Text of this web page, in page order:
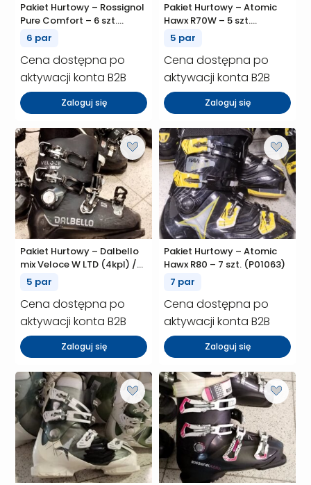
Pakiet Hurtowy – Rossignol
Pure Comfort – 6 szt.
(P01069)
6 par
Cena dostępna po
aktywacji konta B2B
Zaloguj się
Pakiet Hurtowy – Atomic
Hawx R70W – 5 szt.
(P01067)
5 par
Cena dostępna po
aktywacji konta B2B
Zaloguj się
Pakiet Hurtowy – Dalbello
mix Veloce W LTD (4kpl) /
DS LTD AX W (1kpl) – 5 szt.
(P01066)
5 par
Cena dostępna po
aktywacji konta B2B
Zaloguj się
Pakiet Hurtowy – Atomic
Hawx R80 – 7 szt. (P01063)
7 par
Cena dostępna po
aktywacji konta B2B
Zaloguj się